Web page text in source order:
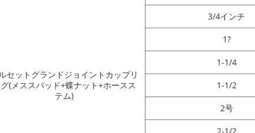
セットグランドジョイントカップリ
(メススパッド+蝶ナット+ホースス
テム)
3/4インチ
1?
1-1/4
1-1/2
2号